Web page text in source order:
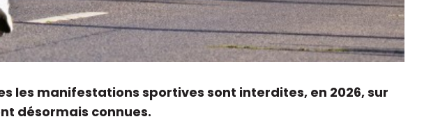
les manifestations sportives sont interdites, en 2026, sur
désormais connues.